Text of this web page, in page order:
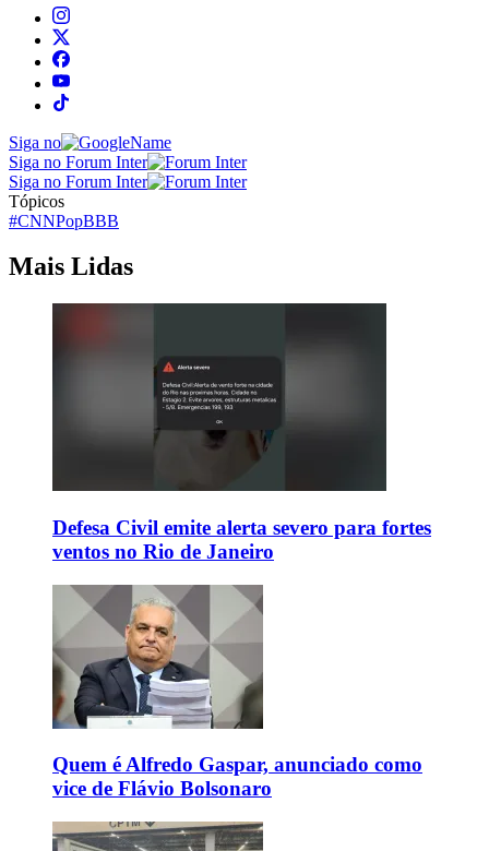
Siga no
Siga no Forum Inter
Siga no Forum Inter
Tópicos
#CNNPopBBB
Mais Lidas
Defesa Civil emite alerta severo para fortes
ventos no Rio de Janeiro
Quem é Alfredo Gaspar, anunciado como
vice de Flávio Bolsonaro